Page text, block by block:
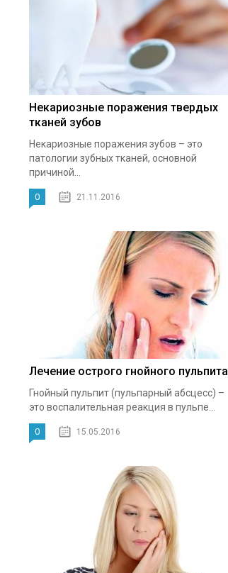
Некариозные поражения твердых
тканей зубов
Некариозные поражения зубов – это
патологии зубных тканей, основной
причиной...
0 21.11.2016
Лечение острого гнойного пульпита
Гнойный пульпит (пульпарный абсцесс) –
это воспалительная реакция в пульпе...
0 15.05.2016